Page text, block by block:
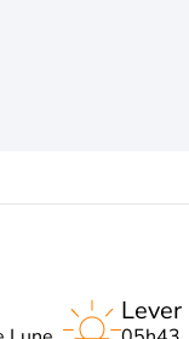
Lever